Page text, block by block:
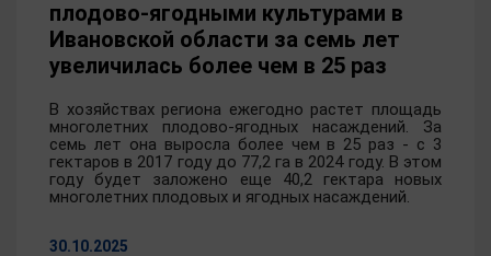
плодово-ягодными культурами в
Ивановской области за семь лет
увеличилась более чем в 25 раз
В хозяйствах региона ежегодно растет площадь
многолетних плодово-ягодных насаждений. За
семь лет она выросла более чем в 25 раз - с 3
гектаров в 2017 году до 77,2 га в 2024 году. В этом
году будет заложено еще 40,2 гектара новых
многолетних плодовых и ягодных насаждений.
30.10.2025